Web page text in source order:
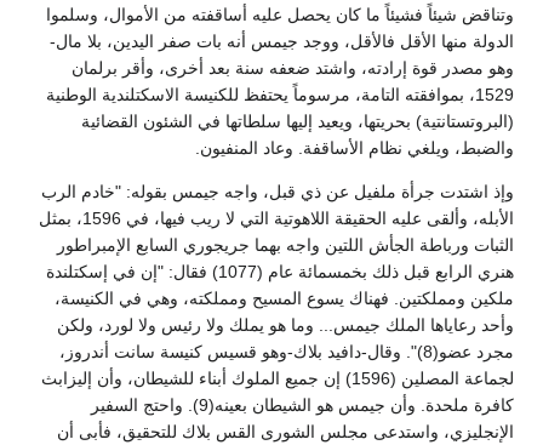
وتناقض شيئاً فشيئاً ما كان يحصل عليه أساقفته من الأموال، وسلموا
الدولة منها الأقل فالأقل، ووجد جيمس أنه بات صفر اليدين، بلا مال-
وهو مصدر قوة إرادته، واشتد ضعفه سنة بعد أخرى، وأقر برلمان
1529، بموافقته التامة، مرسوماً يحتفظ للكنيسة الاسكتلندية الوطنية
(البروتستانتية) بحريتها، ويعيد إليها سلطاتها في الشئون القضائية
والضبط، ويلغي نظام الأساقفة. وعاد المنفيون.
وإذ اشتدت جرأة ملفيل عن ذي قبل، واجه جيمس بقوله: "خادم الرب
الأبله، وألقى عليه الحقيقة اللاهوتية التي لا ريب فيها، في 1596، بمثل
الثبات ورباطة الجأش اللتين واجه بهما جريجوري السابع الإمبراطور
هنري الرابع قبل ذلك بخمسمائة عام (1077) فقال: "إن في إسكتلندة
ملكين ومملكتين. فهناك يسوع المسيح ومملكته، وهي في الكنيسة،
وأحد رعاياها الملك جيمس... وما هو يملك ولا رئيس ولا لورد، ولكن
مجرد عضو(8)". وقال-دافيد بلاك-وهو قسيس كنيسة سانت أندروز،
لجماعة المصلين (1596) إن جميع الملوك أبناء للشيطان، وأن إليزابث
كافرة ملحدة. وأن جيمس هو الشيطان بعينه(9). واحتج السفير
الإنجليزي، واستدعى مجلس الشورى القس بلاك للتحقيق، فأبى أن